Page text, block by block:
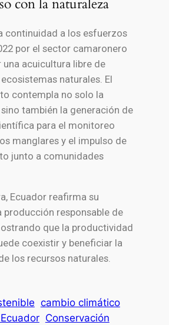
con la naturaleza
continuidad a los esfuerzos
por el sector camaronero
una acuicultura libre de
naturales. El
contempla no solo la
también la generación de
para el monitoreo
manglares y el impulso de
junto a comunidades
Ecuador reafirma su
producción responsable de
que la productividad
coexistir y beneficiar la
los recursos naturales.
cambio climático
Conservación